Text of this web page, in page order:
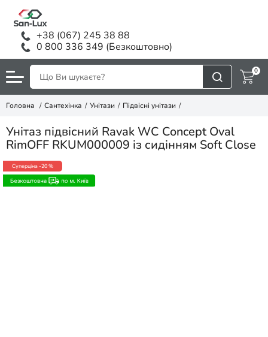
+38 (067) 245 38 88
0 800 336 349 (Безкоштовно)
0
Головна Сантехінка Унітази Підвісні унітази
Унітаз підвісний Ravak WC Concept Oval
RimOFF RKUM000009 із сидінням Soft Close
Суперціна-20 %